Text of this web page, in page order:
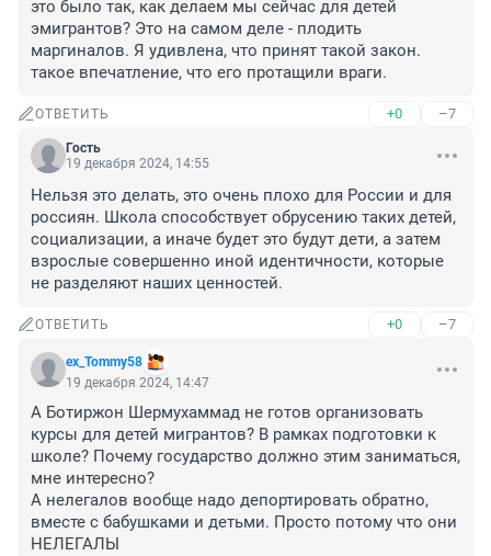
это было так, как делаем мы сейчас для детей
эмигрантов? Это на самом деле - плодить
маргиналов. Я удивлена, что принят такой закон.
такое впечатление, что его протащили враги.
ОТВЕТИТЬ +0 –7
Гость
19 декабря 2024, 14:55
Нельзя это делать, это очень плохо для России и для
россиян. Школа способствует обрусению таких детей,
социализации, а иначе будет это будут дети, а затем
взрослые совершенно иной идентичности, которые
не разделяют наших ценностей.
ОТВЕТИТЬ +0 –7
ex_Tommy58
19 декабря 2024, 14:47
А Ботиржон Шермухаммад не готов организовать
курсы для детей мигрантов? В рамках подготовки к
школе? Почему государство должно этим заниматься,
мне интересно?
А нелегалов вообще надо депортировать обратно,
вместе с бабушками и детьми. Просто потому что они
НЕЛЕГАЛЫ